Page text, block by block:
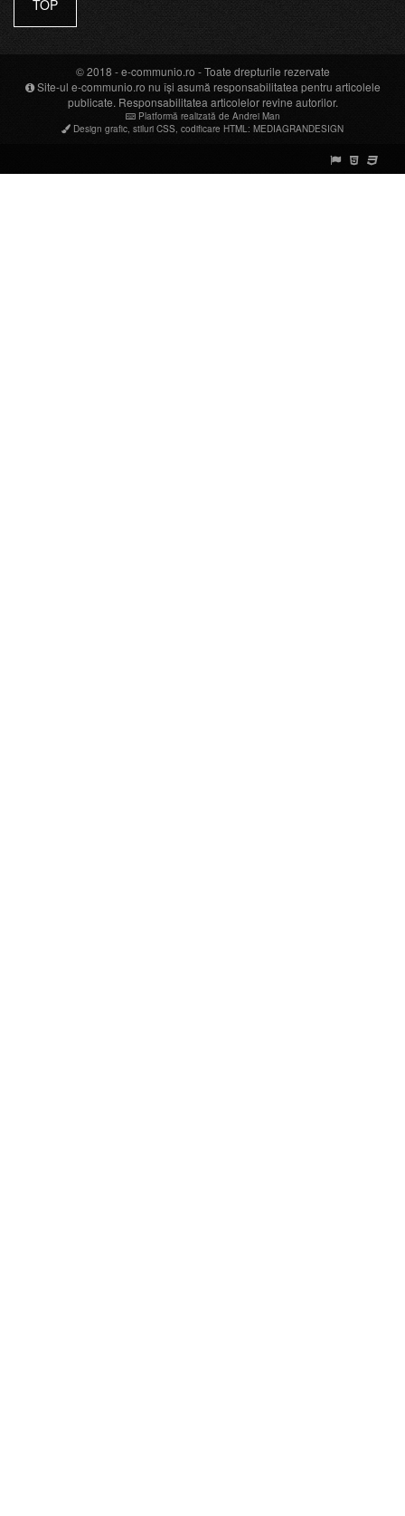
TOP
© 2018 -e-communio.ro - Toate drepturile rezervate
Site-ul e-communio.ro nu își asumă responsabilitatea pentru articolele
publicate. Responsabilitatea articolelor revine autorilor.
Platformă realizată de Andrei Man
Design grafic stiluri CSS codificare HTML : MEDIAGRANDESIGN